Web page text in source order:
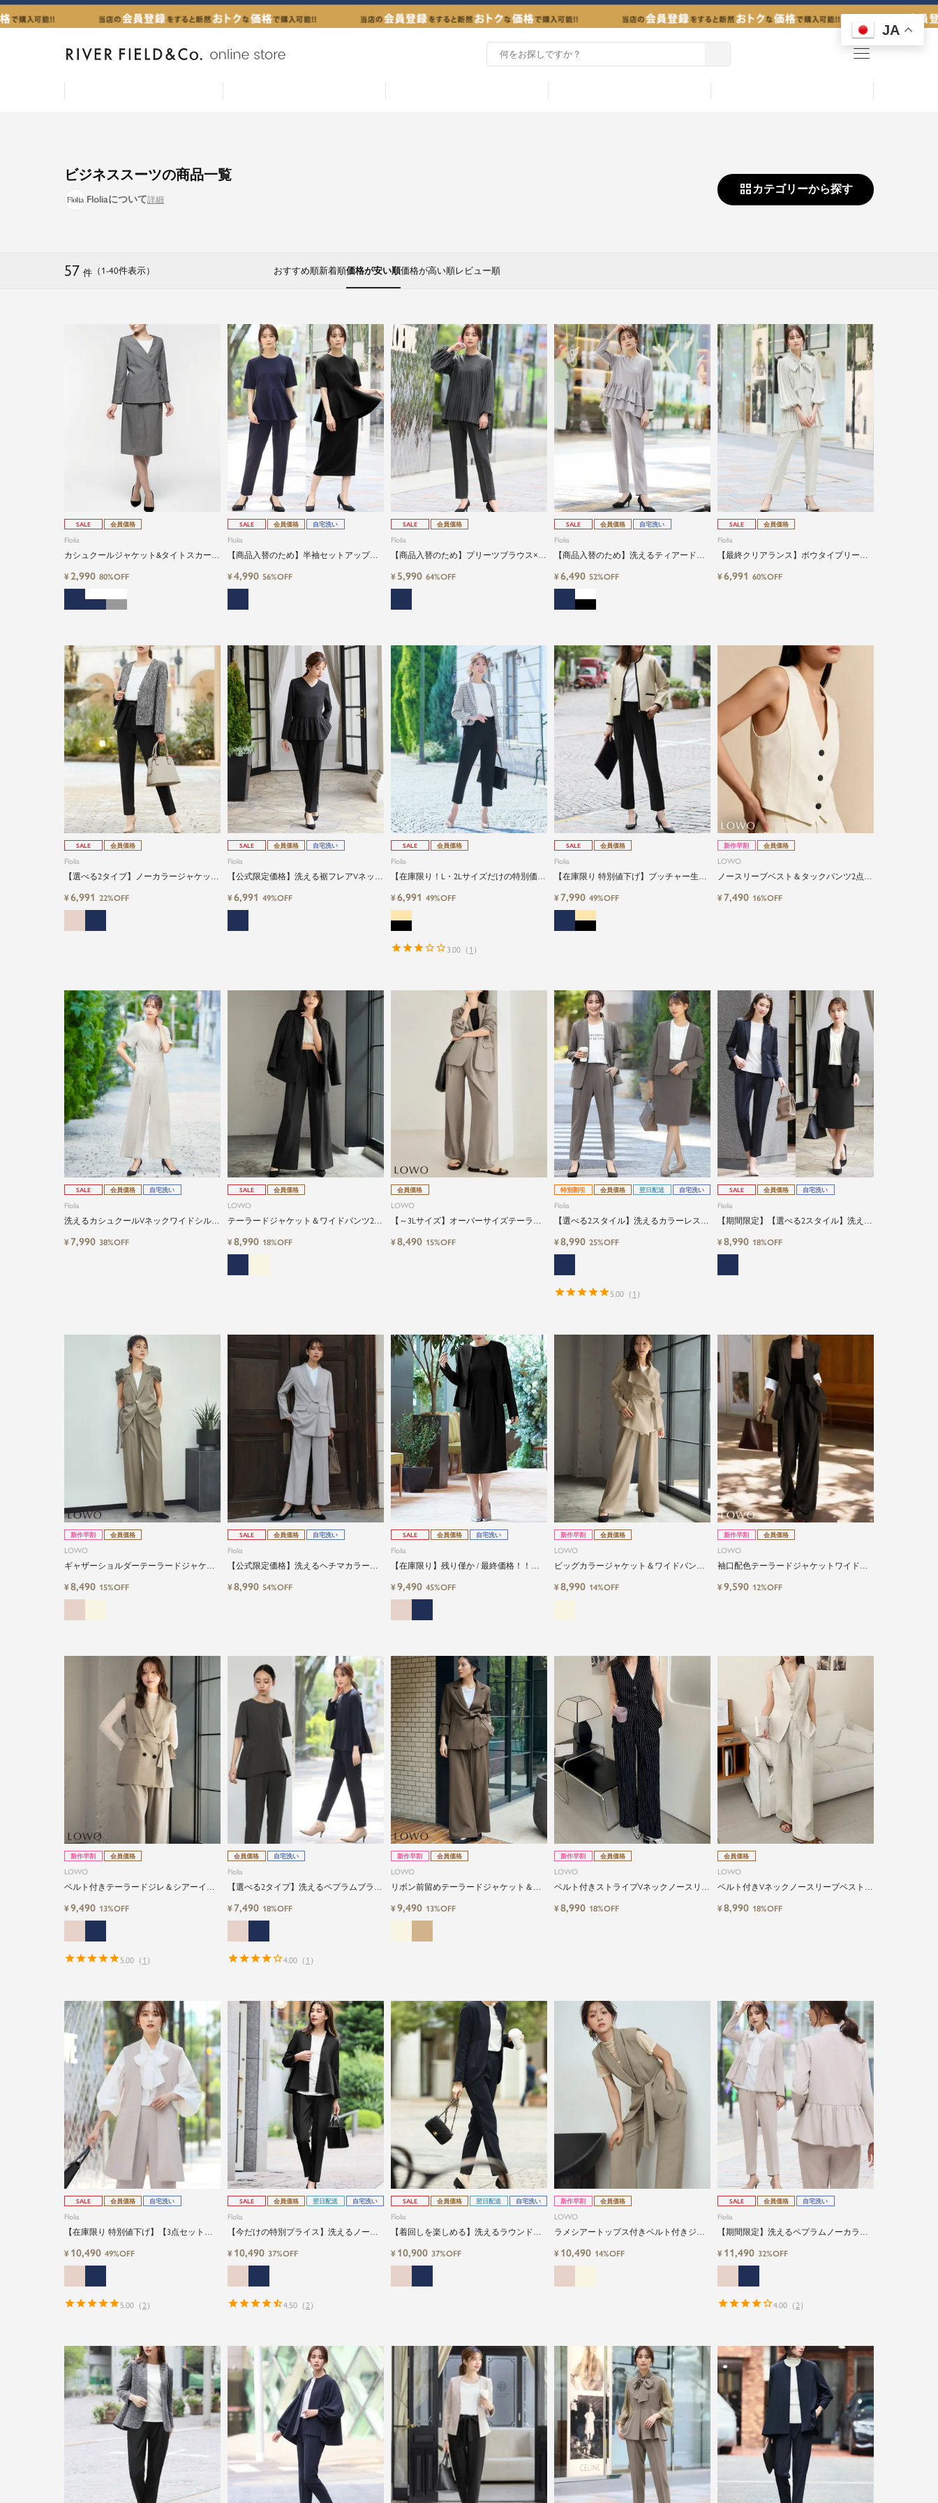
JA
menu
ビジネススーツの商品一覧
Floliaについて
鮮度アップを重ねつづける、大人の女性
のためのスーツファッション
オフィスやマザーシーンで活躍するセレモニースー
ツ。気負わずに着て頂ける素敵な一枚...それがFloliaの
提案するスーツです。
品よく艶やかに着こなすことのできる女性らしいセッ
トアップから、故人を偲ぶのに相応しい洗練感のある
ブラックフォーマルまで幅広くご提案させて頂きま
close
カテゴリーから探す
57 件 （1-40件表示） おすすめ順新着順価格が安い順価格が高い順レビュー順
SALE 会員価格
Flolia
カシュクールジャケット&タイトスカート
¥2,990 80%OFF
SALE 会員価格 自宅洗い
Flolia
【商品入替のため】半袖セットアップ｜
¥4,990 56%OFF
SALE 会員価格
Flolia
【商品入替のため】プリーツブラウス×テ
業式・入学式・ビジネス対応
¥5,990 64%OFF
SALE 会員価格 自宅洗い
Flolia
【商品入替のため】洗えるティアードフ
トアップセレモニースーツ
¥6,490 52%OFF
SALE 会員価格
Flolia
【最終クリアランス】ボウタイプリーツ
｜卒園式・入学式・ビジネス対応
¥6,991 60%OFF
SALE 会員価格
Flolia
【選べる2タイプ】ノーカラージャケット
アップセレモニースーツ
¥6,991 22%OFF
SALE 会員価格 自宅洗い
Flolia
【公式限定価格】洗える裾フレアVネック
ットパンツスーツ
¥6,991 49%OFF
SALE 会員価格
Flolia
【在庫限り！L・2Lサイズだけの特別価
アップセレモニースーツ
¥6,991 49%OFF
3.00 （ 1 ）
SALE 会員価格
Flolia
【在庫限り 特別値下げ】ブッチャー生地
トセレモニースーツ
¥7,990 49%OFF
新作早割 会員価格
LOWO
ノースリーブベスト＆タックパンツ2点セ
¥7,490 16%OFF
SALE 会員価格 自宅洗い
Flolia
洗えるカシュクールVネックワイドシルエ
¥7,990 38%OFF
SALE 会員価格
LOWO
テーラードジャケット＆ワイドパンツ2点
¥8,990 18%OFF
会員価格
LOWO
【～3Lサイズ】オーバーサイズテーラー
¥8,490 15%OFF
特別割引 会員価格 翌日配送 自宅洗い
Flolia
【選べる2スタイル】洗えるカラーレスジ
の2点セットスーツ
¥8,990 25%OFF
5.00 （ 1 ）
SALE 会員価格 自宅洗い
Flolia
【期間限定】【選べる2スタイル】洗える
orタイトスカートの2点セットアップビジ
ネススーツ
¥8,990 18%OFF
新作早割 会員価格
LOWO
ギャザーショルダーテーラードジャケッ
¥8,490 15%OFF
SALE 会員価格 自宅洗い
Flolia
【公式限定価格】洗えるヘチマカラージ
ツセット
¥8,990 54%OFF
SALE 会員価格 自宅洗い
Flolia
【在庫限り】残り僅か / 最終価格！！洗
ピースの2点セットアップセレモニースー
ツ
¥9,490 45%OFF
新作早割 会員価格
LOWO
ビッグカラージャケット＆ワイドパンツ2
¥8,990 14%OFF
新作早割 会員価格
LOWO
袖口配色テーラードジャケットワイドパ
¥9,590 12%OFF
新作早割 会員価格
LOWO
ベルト付きテーラードジレ＆シアーイン
ツ3点セットスーツ
¥9,490 13%OFF
5.00 （ 1 ）
会員価格 自宅洗い
Flolia
【選べる2タイプ】洗えるペプラムブラウ
レモニースーツ
¥7,490 18%OFF
4.00 （ 1 ）
新作早割 会員価格
LOWO
リボン前留めテーラードジャケット＆ワ
¥9,490 13%OFF
新作早割 会員価格
LOWO
ベルト付きストライプVネックノースリー
¥8,990 18%OFF
会員価格
LOWO
ベルト付きVネックノースリーブベスト・
¥8,990 18%OFF
SALE 会員価格 自宅洗い
Flolia
【在庫限り 特別値下げ】【3点セット】
ウス・ストレートパンツの3点セットアッ
プセレモニースーツ
¥ 10,490 49%OFF
5.00 （ 2 ）
SALE 会員価格 翌日配送 自宅洗い
Flolia
【今だけの特別プライス】洗えるノーカ
ツの2点セットアップセレモニースーツ
¥ 10,490 37%OFF
4.50 （ 2 ）
SALE 会員価格 翌日配送 自宅洗い
Flolia
【着回しを楽しめる】洗えるラウンドカ
ンツの2点セットアップスーツ
¥ 10,900 37%OFF
新作早割 会員価格
LOWO
ラメシアートップス付きベルト付きジレ
¥ 10,490 14%OFF
SALE 会員価格 自宅洗い
Flolia
【期間限定】洗えるペプラムノーカラー
トセレモニースーツ
¥ 11,490 32%OFF
4.00 （ 2 ）